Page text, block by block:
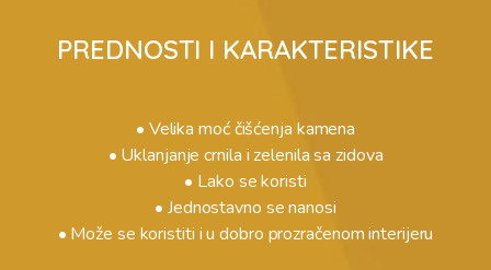
PREDNOSTI I KARAKTERISTIKE
• Velika moć čišćenja kamena
• Uklanjanje crnila i zelenila sa zidova
• Lako se koristi
• Jednostavno se nanosi
• Može se koristiti i u dobro prozračenom interijeru